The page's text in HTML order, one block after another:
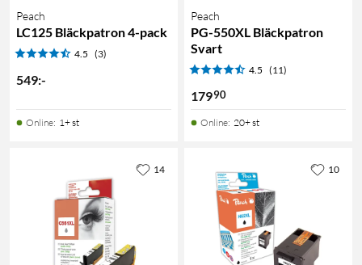
Peach
LC125 Bläckpatron 4-pack
4.5 (3)
549:-
Online: 1+ st
Peach
PG-550XL Bläckpatron
Svart
4.5 (11)
17990
Online: 20+ st
14 10